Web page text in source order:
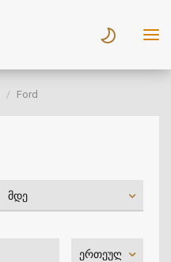
Ford